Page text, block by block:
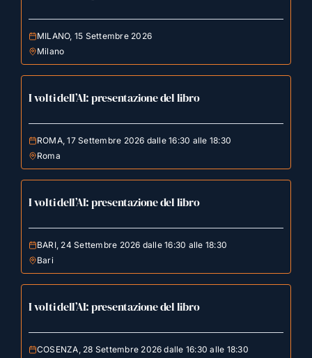
MILANO, 15 Settembre 2026
Milano
I volti dell’AI: presentazione del libro
ROMA, 17 Settembre 2026 dalle 16:30 alle 18:30
Roma
I volti dell’AI: presentazione del libro
BARI, 24 Settembre 2026 dalle 16:30 alle 18:30
Bari
I volti dell’AI: presentazione del libro
COSENZA, 28 Settembre 2026 dalle 16:30 alle 18:30